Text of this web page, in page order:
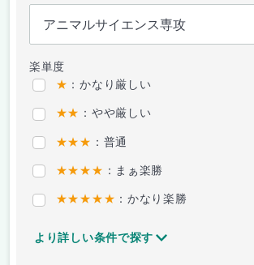
楽単度
★ ：かなり厳しい
★★ ：やや厳しい
★★★ ：普通
★★★★ ：まぁ楽勝
★★★★★ ：かなり楽勝
より詳しい条件で探す